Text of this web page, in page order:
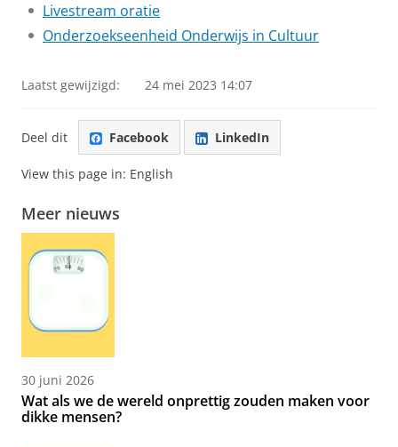
Livestream oratie
Onderzoekseenheid Onderwijs in Cultuur
Laatst gewijzigd: 24 mei 2023 14:07
Deel dit Facebook LinkedIn
View this page in: English
Meer nieuws
30 juni 2026
Wat als we de wereld onprettig zouden maken voor
dikke mensen?